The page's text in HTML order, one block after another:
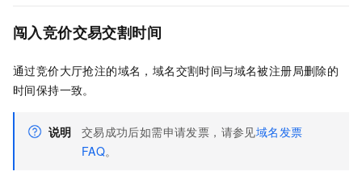
闯入竞价交易交割时间
通过竞价大厅抢注的域名，域名交割时间与域名被注册局删除的
时间保持一致。
说明 交易成功后如需申请发票，请参见域名发票
FAQ。